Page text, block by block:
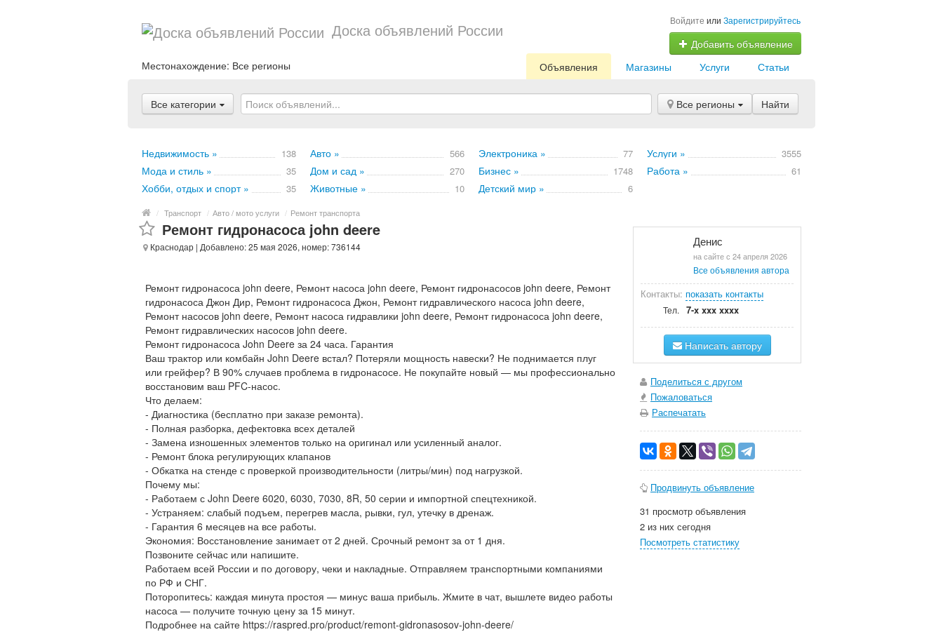
Доска объявлений России Войдите или Зарегистрируйтесь
Добавить объявление
Местонахождение: Все регионы Статьи
Услуги
Магазины
Объявления
Все категории Все регионы Найти
Недвижимость » 138 Авто » 566 Электроника » 77 Услуги » 3555
Мода и стиль » 35 Дом и сад » 270 Бизнес » 1748 Работа » 61
Хобби, отдых и спорт » 35 Животные » 10 Детский мир » 6
/ Транспорт / Авто / мото услуги / Ремонт транспорта
Ремонт гидронасоса john deere
Краснодар | Добавлено: 25 мая 2026, номер: 736144
Ремонт гидронасоса john deere, Ремонт насоса john deere, Ремонт гидронасосов john deere, Ремонт
гидронасоса Джон Дир, Ремонт гидронасоса Джон, Ремонт гидравлического насоса john deere,
Ремонт насосов john deere, Ремонт насоса гидравлики john deere, Ремонт гидронасоса john deere,
Ремонт гидравлических насосов john deere.
Ремонт гидронасоса John Deere за 24 часа. Гарантия
Ваш трактор или комбайн John Deere встал? Потеряли мощность навески? Не поднимается плуг
или грейфер? В 90% случаев проблема в гидронасосе. Не покупайте новый — мы профессионально
восстановим ваш PFC-насос.
Что делаем:
- Диагностика (бесплатно при заказе ремонта).
- Полная разборка, дефектовка всех деталей
- Замена изношенных элементов только на оригинал или усиленный аналог.
- Ремонт блока регулирующих клапанов
- Обкатка на стенде с проверкой производительности (литры/мин) под нагрузкой.
Почему мы:
- Работаем с John Deere 6020, 6030, 7030, 8R, 50 серии и импортной спецтехникой.
- Устраняем: слабый подъем, перегрев масла, рывки, гул, утечку в дренаж.
- Гарантия 6 месяцев на все работы.
Экономия: Восстановление занимает от 2 дней. Срочный ремонт за от 1 дня.
Позвоните сейчас или напишите.
Работаем всей России и по договору, чеки и накладные. Отправляем транспортными компаниями
по РФ и СНГ.
Поторопитесь: каждая минута простоя — минус ваша прибыль. Жмите в чат, вышлете видео работы
насоса — получите точную цену за 15 минут.
Подробнее на сайте https://raspred.pro/product/remont-gidronasosov-john-deere/
Денис
на сайте с 24 апреля 2026
Все объявления автора
Контакты: показать контакты
Тел. 7-x xxx xxxx
Написать автору
Поделиться с другом
Пожаловаться
Распечатать
Продвинуть объявление
31 просмотр объявления
2 из них сегодня
Посмотреть статистику